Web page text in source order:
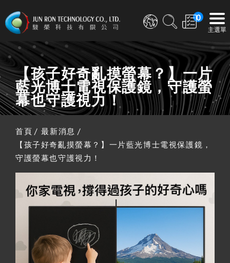
0
【孩子好奇亂摸螢幕？】一片
藍光博士電視保護鏡，守護螢
幕也守護視力！
首頁
最新消息
【孩子好奇亂摸螢幕？】一片藍光博士電視保護鏡，
守護螢幕也守護視力！